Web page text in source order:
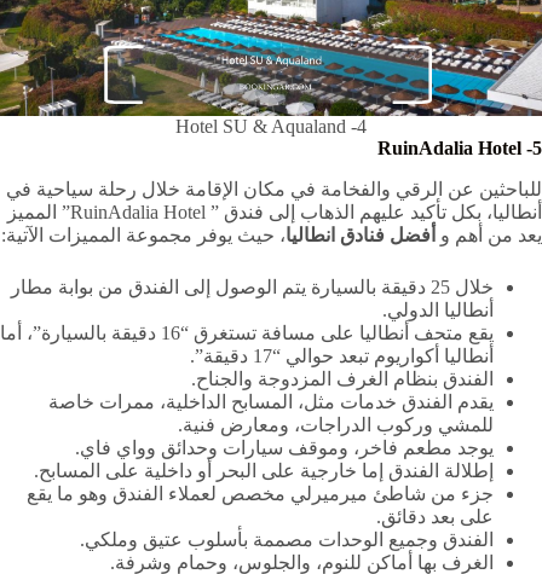
4- Hotel SU & Aqualand
5-
RuinAdalia Hotel
للباحثين عن الرقي والفخامة في مكان الإقامة خلال رحلة سياحية في
أنطاليا، بكل تأكيد عليهم الذهاب إلى فندق ” RuinAdalia Hotel” المميز
يعد من أهم و أفضل فنادق انطاليا، حيث يوفر مجموعة المميزات الآتية:
خلال 25 دقيقة بالسيارة يتم الوصول إلى الفندق من بوابة مطار
أنطاليا الدولي.
يقع متحف أنطاليا على مسافة تستغرق “16 دقيقة بالسيارة”، أما
أنطاليا أكواريوم تبعد حوالي “17 دقيقة”.
الفندق بنظام الغرف المزدوجة والجناح.
يقدم الفندق خدمات مثل، المسابح الداخلية، ممرات خاصة
للمشي وركوب الدراجات، ومعارض فنية.
يوجد مطعم فاخر، وموقف سيارات وحدائق وواي فاي.
إطلالة الفندق إما خارجية على البحر أو داخلية على المسابح.
جزء من شاطئ ميرميرلي مخصص لعملاء الفندق وهو ما يقع
على بعد دقائق.
الفندق وجميع الوحدات مصممة بأسلوب عتيق وملكي.
الغرف بها أماكن للنوم، والجلوس، وحمام وشرفة.